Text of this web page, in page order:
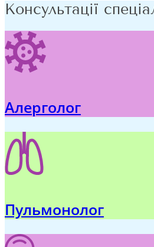
Консультації
Алерголог
Пульмонолог